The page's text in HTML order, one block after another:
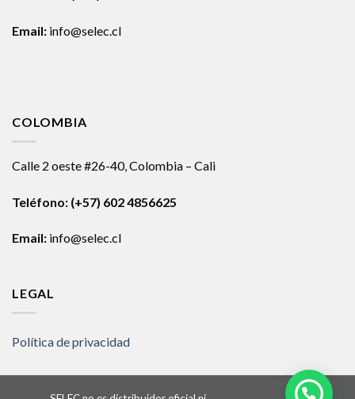
Email: info@selec.cl
COLOMBIA
Calle 2 oeste #26-40, Colombia – Cali
Teléfono: (+57) 602 4856625
Email: info@selec.cl
LEGAL
Política de privacidad